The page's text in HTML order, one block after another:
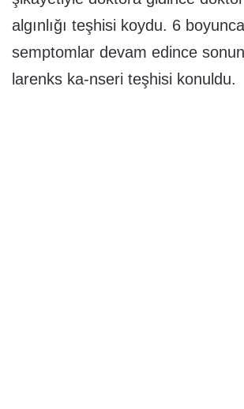
algınlığı teşhisi koydu. 6
semptomlar devam edince
larenks ka-nseri teşhisi konuldu.